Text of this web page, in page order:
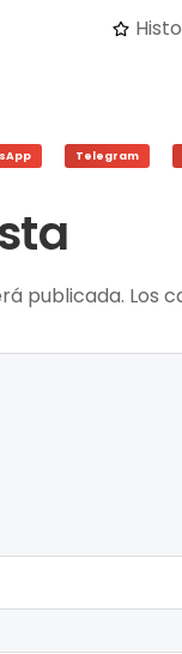
Telegram
publicada. Los